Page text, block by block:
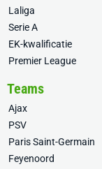
Laliga
Serie A
EK-kwalificatie
Premier League
Teams
Ajax
PSV
Paris Saint-Germain
Feyenoord